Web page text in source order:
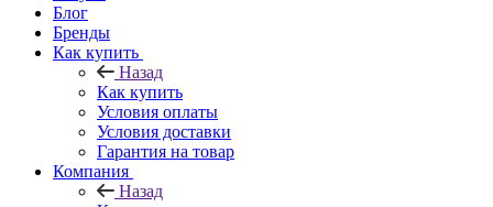
Блог
Бренды
Как купить
Назад
Как купить
Условия оплаты
Условия доставки
Гарантия на товар
Компания
Назад